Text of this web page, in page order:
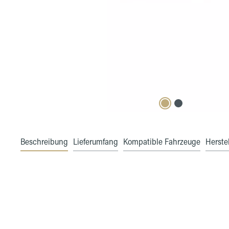
Beschreibung Lieferumfang Kompatible Fahrzeuge